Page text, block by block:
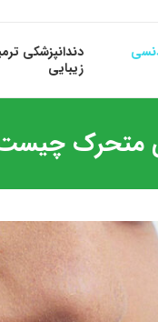
دندانپزشکی
زیبایی
متحرک